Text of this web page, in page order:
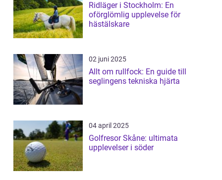
Ridläger i Stockholm: En
oförglömlig upplevelse för
hästälskare
02 juni 2025
Allt om rullfock: En guide till
seglingens tekniska hjärta
04 april 2025
Golfresor Skåne: ultimata
upplevelser i söder